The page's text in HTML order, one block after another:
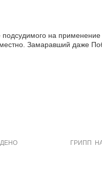
подсудимого на
Замаравший даже
ГРИПП